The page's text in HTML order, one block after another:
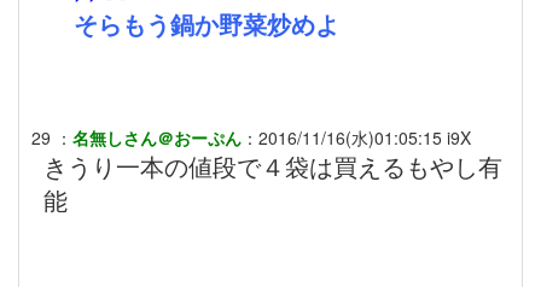
そらもう鍋か野菜炒めよ
29 ： 名無しさん＠おーぷん ： 2016/11/16(水)01:05:15 i9X
きうり一本の値段で４袋は買えるもやし有
能